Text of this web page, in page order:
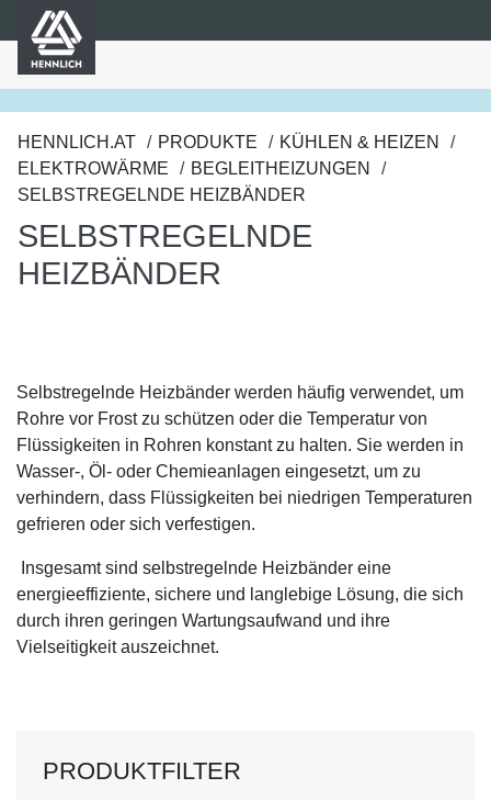
springen
HENNLICH.AT PRODUKTE
KÜHLEN & HEIZEN
ELEKTROWÄRME
BEGLEITHEIZUNGEN
SELBSTREGELNDE HEIZBÄNDER
SELBSTREGELNDE
HEIZBÄNDER
Selbstregelnde Heizbänder werden häufig verwendet, um
Rohre vor Frost zu schützen oder die Temperatur von
Flüssigkeiten in Rohren konstant zu halten. Sie werden in
Wasser-, Öl- oder Chemieanlagen eingesetzt, um zu
verhindern, dass Flüssigkeiten bei niedrigen Temperaturen
gefrieren oder sich verfestigen.
Insgesamt sind selbstregelnde Heizbänder eine
energieeffiziente, sichere und langlebige Lösung, die sich
durch ihren geringen Wartungsaufwand und ihre
Vielseitigkeit auszeichnet.
PRODUKTFILTER